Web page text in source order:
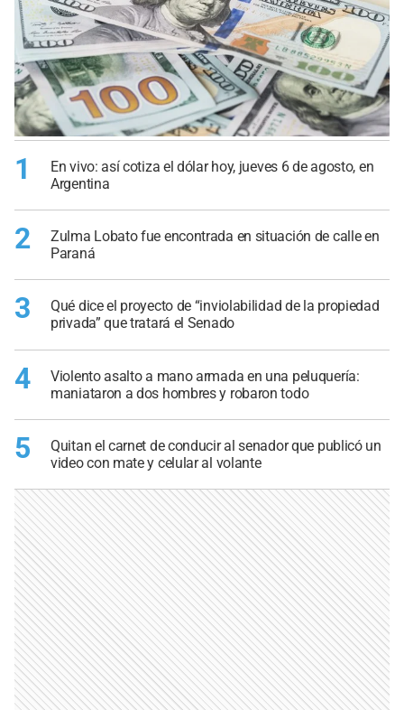
1
En vivo: así cotiza el dólar hoy, jueves 6 de agosto, en
Argentina
2
Zulma Lobato fue encontrada en situación de calle en
Paraná
3
Qué dice el proyecto de “inviolabilidad de la propiedad
privada” que tratará el Senado
4
Violento asalto a mano armada en una peluquería:
maniataron a dos hombres y robaron todo
5
Quitan el carnet de conducir al senador que publicó un
video con mate y celular al volante